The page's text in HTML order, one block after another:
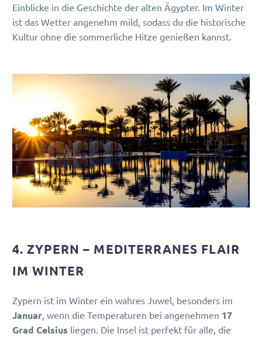
Einblicke in die Geschichte der alten Ägypter. Im Winter
ist das Wetter angenehm mild, sodass du die historische
Kultur ohne die sommerliche Hitze genießen kannst.
4. ZYPERN – MEDITERRANES FLAIR
IM WINTER
Zypern ist im Winter ein wahres Juwel, besonders im
Januar , wenn die Temperaturen bei angenehmen 17
Grad Celsius liegen. Die Insel ist perfekt für alle, die